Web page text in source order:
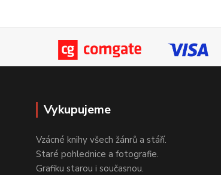
Vykupujeme
Vzácné knihy všech žánrů a stáří.
Staré pohlednice a fotografie.
Grafiku starou i současnou.